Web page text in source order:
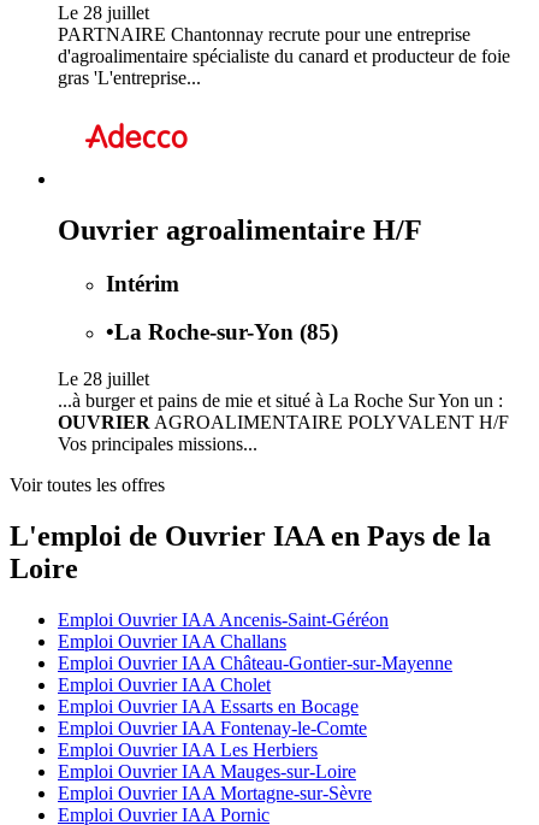
Le 28 juillet
PARTNAIRE Chantonnay recrute pour une entreprise
d'agroalimentaire spécialiste du canard et producteur de foie
gras 'L'entreprise...
Ouvrier agroalimentaire H/F
Intérim
•La Roche-sur-Yon (85)
Le 28 juillet
...à burger et pains de mie et situé à La Roche Sur Yon un :
OUVRIER AGROALIMENTAIRE POLYVALENT H/F
Vos principales missions...
Voir toutes les offres
L'emploi de Ouvrier IAA en Pays de la
Loire
Emploi Ouvrier IAA Ancenis-Saint-Géréon
Emploi Ouvrier IAA Challans
Emploi Ouvrier IAA Château-Gontier-sur-Mayenne
Emploi Ouvrier IAA Cholet
Emploi Ouvrier IAA Essarts en Bocage
Emploi Ouvrier IAA Fontenay-le-Comte
Emploi Ouvrier IAA Les Herbiers
Emploi Ouvrier IAA Mauges-sur-Loire
Emploi Ouvrier IAA Mortagne-sur-Sèvre
Emploi Ouvrier IAA Pornic